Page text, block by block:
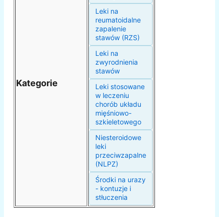
Kategorie
Leki na
reumatoidalne
zapalenie
stawów (RZS)
Leki na
zwyrodnienia
stawów
Leki stosowane
w leczeniu
chorób układu
mięśniowo-
szkieletowego
Niesteroidowe
leki
przeciwzapalne
(NLPZ)
Środki na urazy
- kontuzje i
stłuczenia